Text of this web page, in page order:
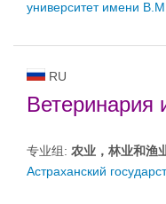
университет имени
RU
Ветеринария
专业组: 农业，林业和渔
Астраханский